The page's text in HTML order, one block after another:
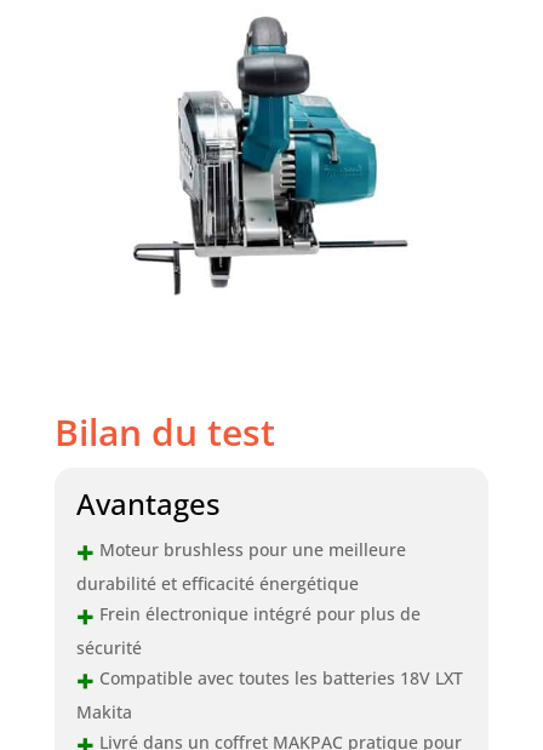
Bilan du test
Avantages
+ Moteur brushless pour une meilleure
durabilité et efficacité énergétique
+ Frein électronique intégré pour plus de
sécurité
+ Compatible avec toutes les batteries 18V LXT
Makita
Livré dans un coffret MAKPAC pratique pour